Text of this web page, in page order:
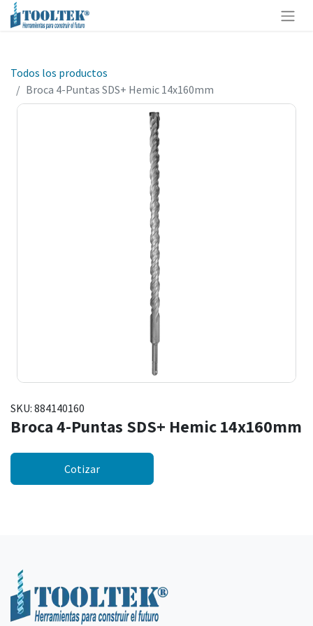
Todos los productos
Broca 4-Puntas SDS+ Hemic 14x160mm
SKU: 884140160
Broca 4-Puntas SDS+ Hemic 14x160mm
Cotizar